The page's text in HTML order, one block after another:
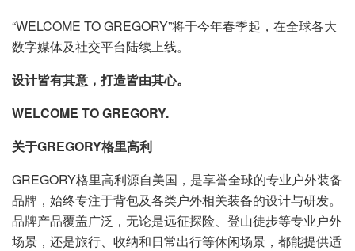
“WELCOME TO GREGORY”将于今年春季起，在全球各大
数字媒体及社交平台陆续上线。
设计皆有其意，打造皆由其心。
WELCOME TO GREGORY.
关于GREGORY格里高利
GREGORY格里高利源自美国，是享誉全球的专业户外装备
品牌，始终专注于背包及各类户外相关装备的设计与研发。
品牌产品覆盖广泛，无论是远征探险、登山徒步等专业户外
场景，还是旅行、收纳和日常出行等休闲场景，都能提供适